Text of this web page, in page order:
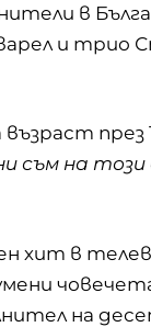
в
и трио
през
съм на
хит в
човечета“
на